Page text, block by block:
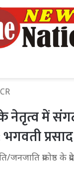
नेतृत्व में
जनजाति प्रकोष्ठ के